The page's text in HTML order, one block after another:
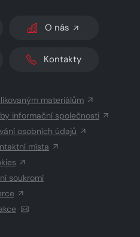
O nás
Kontakty
materiálům
informační společnosti
osobních údajů
místa
soukromí